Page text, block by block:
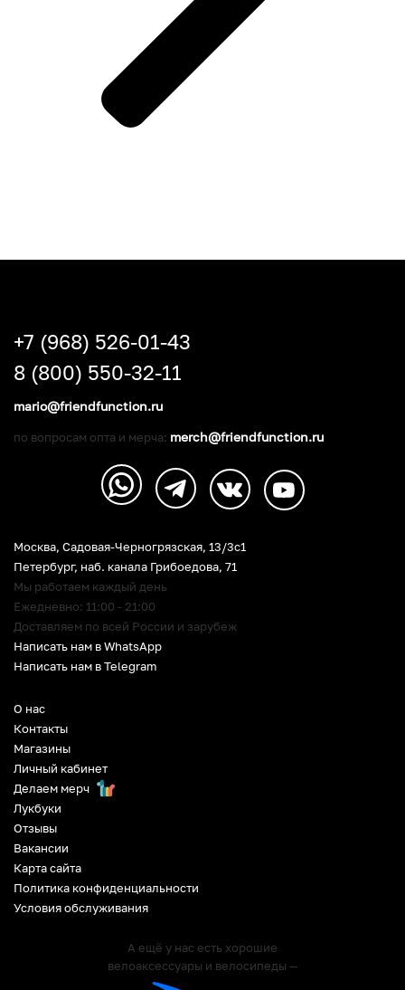
О нас
Контакты
Магазины
Личный кабинет
Делаем мерч
Лукбуки
Отзывы
Вакансии
Карта сайта
Политика конфиденциальности
Условия обслуживания
А ещё у нас есть хорошие
велоаксессуары и велосипеды —
Москва, Садовая-Черногрязская, 13/3c1
Петербург, наб. канала Грибоедова, 71
Мы работаем каждый день
Ежедневно: 11:00 - 21:00
Доставляем по всей России и зарубеж
Написать нам в WhatsApp
Написать нам в Telegram
+7 (968) 526-01-43
8 (800) 550-32-11
mario@friendfunction.ru
по вопросам опта и мерча: merch@friendfunction.ru